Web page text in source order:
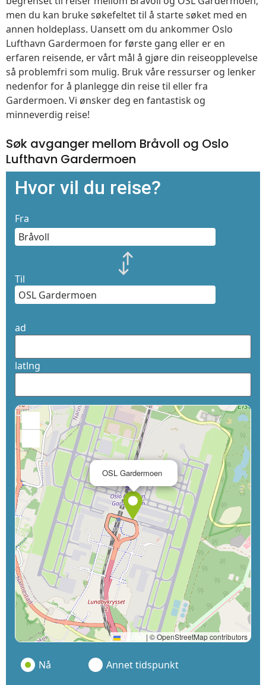
men du kan bruke søkefeltet til å starte søket med en
annen holdeplass. Uansett om du ankommer Oslo
Lufthavn Gardermoen for første gang eller er en
erfaren reisende, er vårt mål å gjøre din reiseopplevelse
så problemfri som mulig. Bruk våre ressurser og lenker
nedenfor for å planlegge din reise til eller fra
Gardermoen. Vi ønsker deg en fantastisk og
minneverdig reise!
Søk avganger mellom Bråvoll og Oslo
Lufthavn Gardermoen
Hvor vil du reise?
Fra
Til
ad
latlng
OSL Gardermoen
Leaflet | © OpenStreetMap contributors
Nå Annet tidspunkt